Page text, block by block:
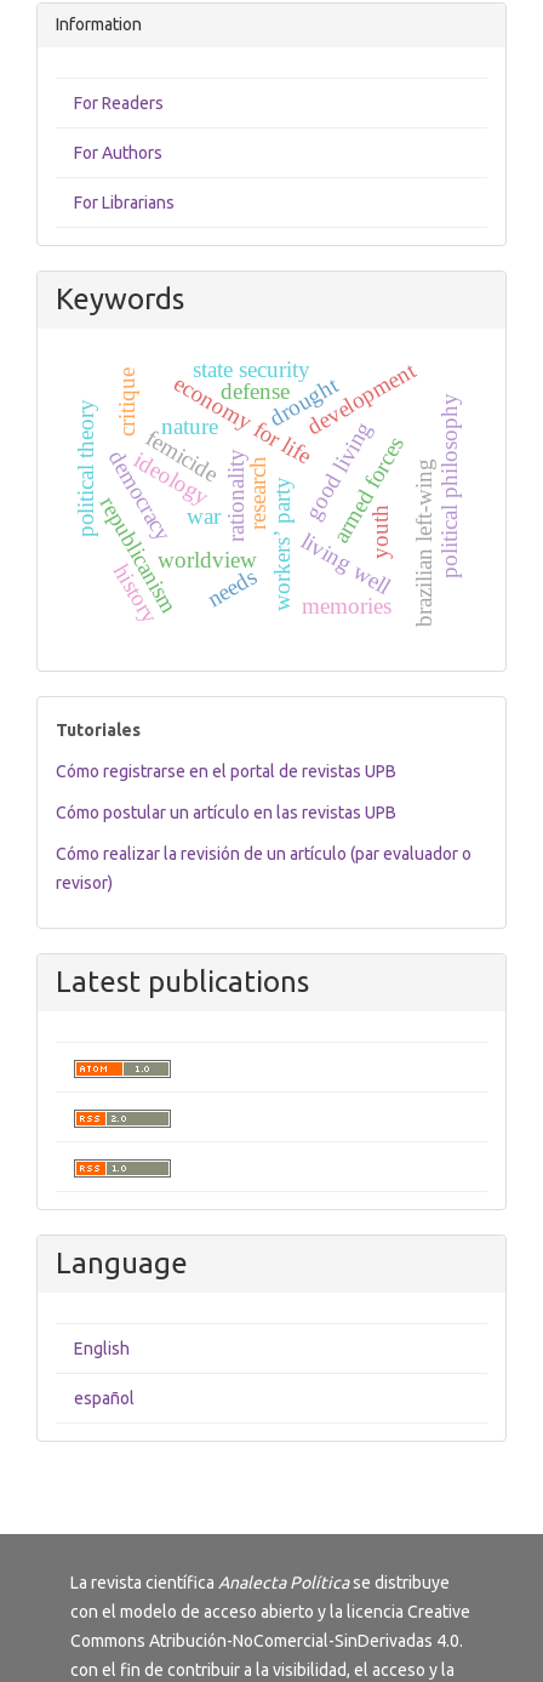
Information
For Readers
For Authors
For Librarians
Keywords
good living
living well
worldview
nature
rationality
economy for life
workers’ party brazilian left-wing
ideology
democracy
state security
defense
war armed forces
republicanism
political theory political philosophy
youth
development
femicide
research
needs
critique drought
memories
history
tutoriales
Tutoriales
Cómo registrarse en el portal de revistas UPB
Cómo postular un artículo en las revistas UPB
Cómo realizar la revisión de un artículo (par evaluador o
revisor)
Latest publications
Language
English
español
La revista científica Analecta Políticase distribuye
con el modelo de acceso abierto y la licencia Creative
Commons Atribución-NoComercial-SinDerivadas 4.0.
con el fin de contribuir a la visibilidad, el acceso y la